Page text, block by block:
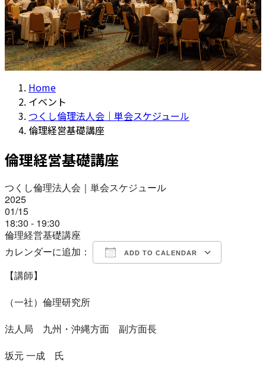
Home
イベント
つくし倫理法人会｜単会スケジュール
倫理経営基礎講座
倫理経営基礎講座
つくし倫理法人会｜単会スケジュール
2025
01/15
18:30 - 19:30
倫理経営基礎講座
カレンダーに追加：
ADD TO CALENDAR
Download ICS
【講師】
（一社）倫理研究所
法人局 九州・沖縄方面 副方面長
坂元 一成 氏